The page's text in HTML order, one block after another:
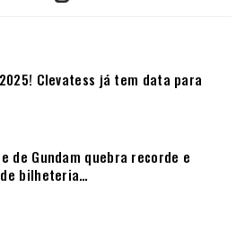
Clevatess já tem data para
de Gundam quebra recorde e
bilheteria…